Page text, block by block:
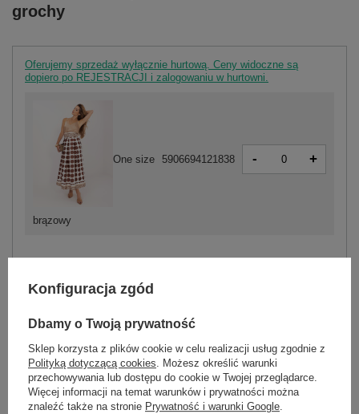
grochy
Oferujemy sprzedaż wyłącznie hurtową. Ceny widoczne są
dopiero po REJESTRACJI i zalogowaniu w hurtowni.
brązowy
One size 5906694121838 - +
ZALOGUJ SIĘ I ZOBACZ CENĘ
Masz pytanie? Chętnie pomożemy.
Zadzwoń+48 601 547 740 Zadaj pytanie
skład materiału : 100% poliester
sposób prania : pranie w pralce w 30°C
Konfiguracja zgód
Dbamy o Twoją prywatność
Sklep korzysta z plików cookie w celu realizacji usług zgodnie z
Polityką dotyczącą cookies. Możesz określić warunki
przechowywania lub dostępu do cookie w Twojej przeglądarce.
Więcej informacji na temat warunków i prywatności można
znaleźć także na stronie Prywatność i warunki Google.